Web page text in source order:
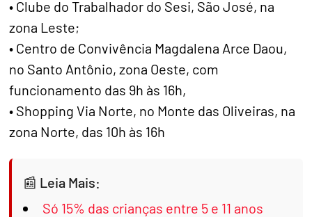
• Clube do Trabalhador do Sesi, São José, na
zona Leste;
• Centro de Convivência Magdalena Arce Daou,
no Santo Antônio, zona Oeste, com
funcionamento das 9h às 16h,
• Shopping Via Norte, no Monte das Oliveiras, na
zona Norte, das 10h às 16h
Leia Mais:
Só 15% das crianças entre 5 e 11 anos